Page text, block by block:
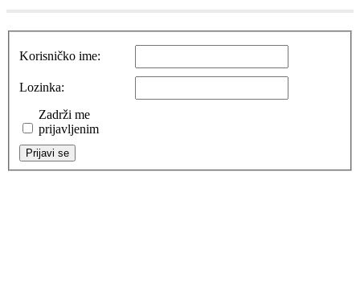
Korisničko ime:
Lozinka:
Zadrži me
prijavljenim
Prijavi se